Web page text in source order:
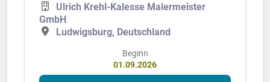
Ulrich Krehl-Kalesse Malermeister
GmbH
Ludwigsburg, Deutschland
Beginn
01.09.2026